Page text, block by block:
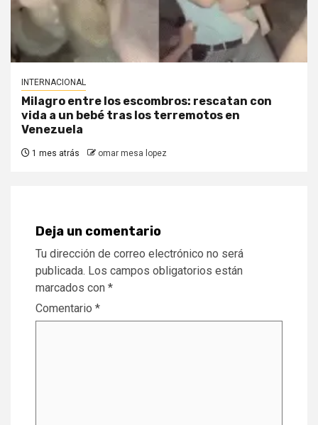
INTERNACIONAL
Milagro entre los escombros: rescatan con
vida a un bebé tras los terremotos en
Venezuela
1 mes atrás omar mesa lopez
Deja un comentario
Tu dirección de correo electrónico no será
publicada. Los campos obligatorios están
marcados con *
Comentario *